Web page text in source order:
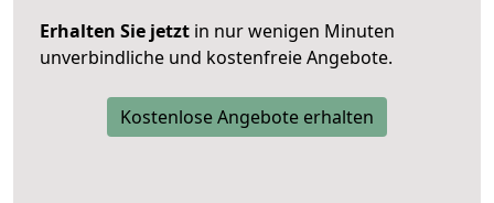
Erhalten Sie jetzt in nur wenigen Minuten
unverbindliche und kostenfreie Angebote.
Kostenlose Angebote erhalten